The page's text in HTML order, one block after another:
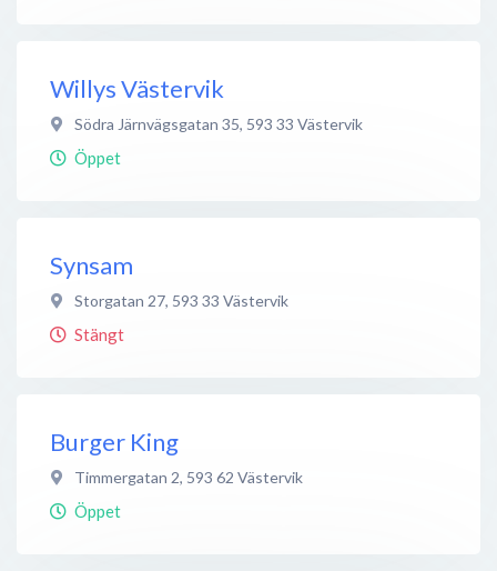
Willys Västervik
Södra Järnvägsgatan 35, 593 33 Västervik
Öppet
Synsam
Storgatan 27, 593 33 Västervik
Stängt
Burger King
Timmergatan 2, 593 62 Västervik
Öppet